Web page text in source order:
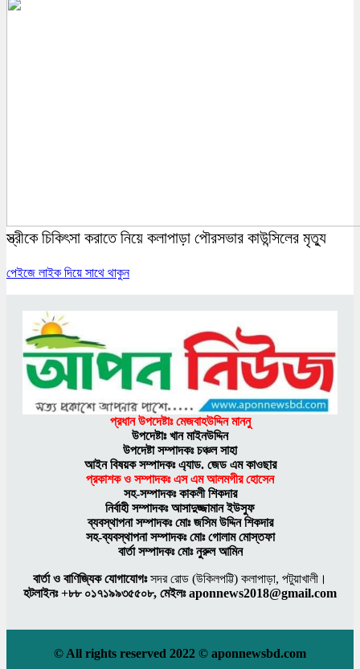
স্ত্রীকে চিকিৎসা করাতে নিয়ে কলাপাড়া পৌরসভার কাউন্সিলের মৃত্যু
পেইজে লাইক দিয়ে সাথে থাকুন
প্রধান উপদেষ্টাঃ মেজবাহউদ্দিন মাননু
উপদেষ্টাঃ খান মাইনউদ্দিন
উপদেষ্টা সম্পাদকঃ চঞ্চল সাহা
আইন বিষয়ক সম্পাদকঃ এ্যাড. জেড এম কাওছার
প্রকাশক ও সম্পাদকঃ এস এম আলমগীর হােসেন
সহ-সম্পাদকঃ কাকলী শিকদার
নির্বাহী সম্পাদকঃ আসাদুজ্জামান ইউসুফ
ব্যবস্থাপনা সম্পাদকঃ মােঃ জসিম উদ্দিন শিকদার
সহ-ব্যবস্থাপনা সম্পাদকঃ মোঃ গোলাম মোস্তফা
বার্তা সম্পাদকঃ মােঃ নুরুল আমিন
বার্তা ও বাণিজ্যিক যোগাযোগঃসদর রােড (উকিলপট্টি) কলাপাড়া, পটুয়াখালী।
হটলাইনঃ +৮৮ ০১৭১৯৯৩৫৫০৮, মেইলঃ aponnews2018@gmail.com
© All rights reserved 2022 © aponnewsbd.com